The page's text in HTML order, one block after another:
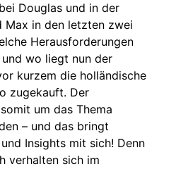
Douglas und in der
Max in den letzten zwei
Herausforderungen
wo liegt nun der
kurzem die holländische
zugekauft. Der
um das Thema
– und das bringt
Insights mit sich! Denn
verhalten sich im